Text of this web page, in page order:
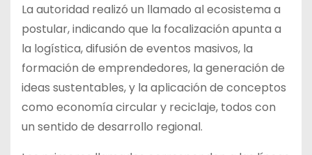
La autoridad realizó un llamado al ecosistema a
postular, indicando que la focalización apunta a
la logística, difusión de eventos masivos, la
formación de emprendedores, la generación de
ideas sustentables, y la aplicación de conceptos
como economía circular y reciclaje, todos con
un sentido de desarrollo regional.